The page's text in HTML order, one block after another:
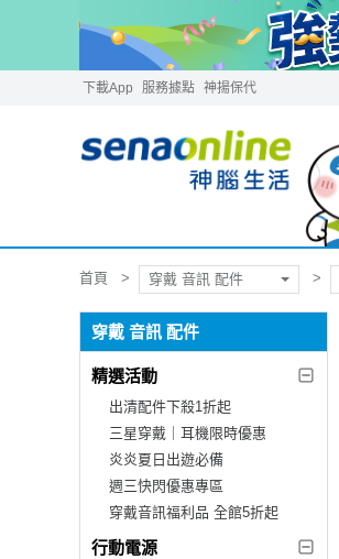
下載App 服務據點 神揚保代
首頁 穿戴 音訊 配件
穿戴 音訊 配件
精選活動
出清配件下殺1折起
三星穿戴｜耳機限時優惠
炎炎夏日出遊必備
週三快閃優惠專區
穿戴音訊福利品 全館5折起
行動電源